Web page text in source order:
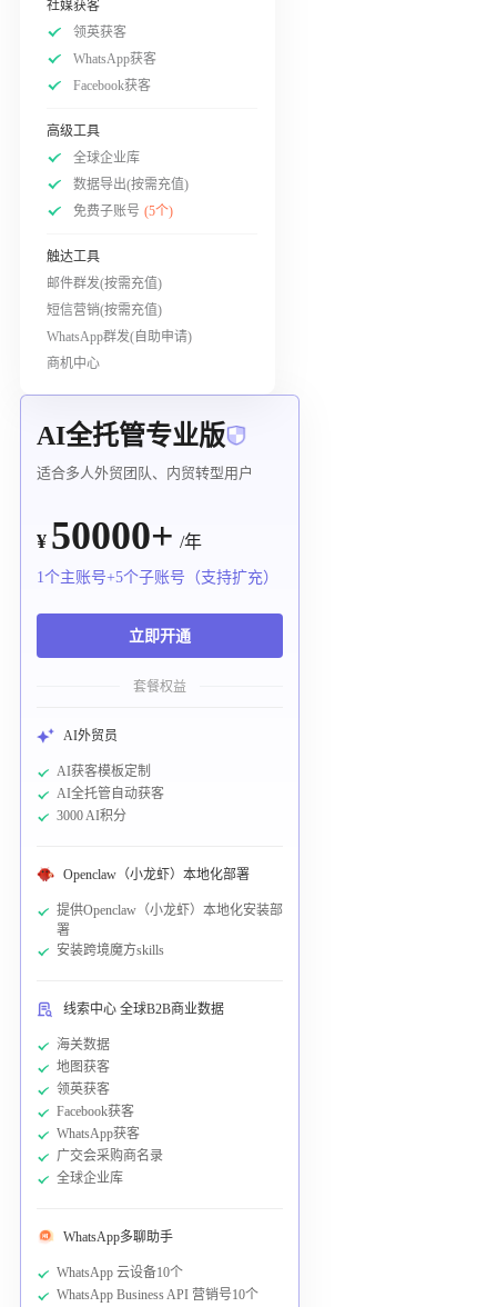
社媒获客
领英获客
WhatsApp获客
Facebook获客
高级工具
全球企业库
数据导出(按需充值)
免费子账号 (5个)
触达工具
邮件群发(按需充值)
短信营销(按需充值)
WhatsApp群发(自助申请)
商机中心
AI全托管专业版
适合多人外贸团队、内贸转型用户
¥ 50000+ /年
1个主账号+5个子账号（支持扩充）
立即开通
套餐权益
AI外贸员
AI获客模板定制
AI全托管自动获客
3000 AI积分
Openclaw（小龙虾）本地化部署
提供Openclaw（小龙虾）本地化安装部
署
安装跨境魔方skills
线索中心 全球B2B商业数据
海关数据
地图获客
领英获客
Facebook获客
WhatsApp获客
广交会采购商名录
全球企业库
WhatsApp多聊助手
WhatsApp 云设备10个
WhatsApp Business API 营销号10个